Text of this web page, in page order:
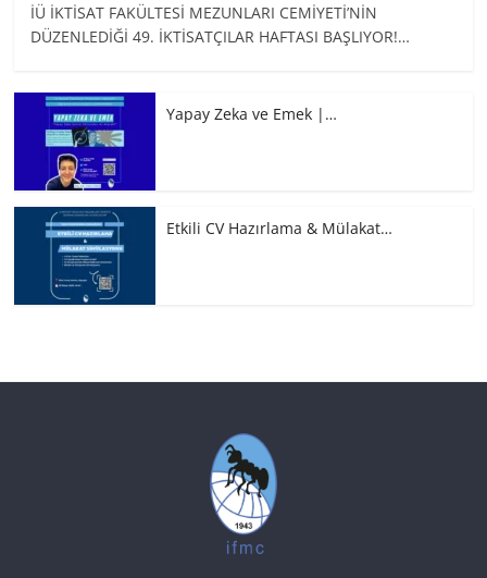
İÜ İKTİSAT FAKÜLTESİ MEZUNLARI CEMİYETİ’NİN
DÜZENLEDİĞİ 49. İKTİSATÇILAR HAFTASI BAŞLIYOR!…
Yapay Zeka ve Emek |…
Etkili CV Hazırlama & Mülakat…